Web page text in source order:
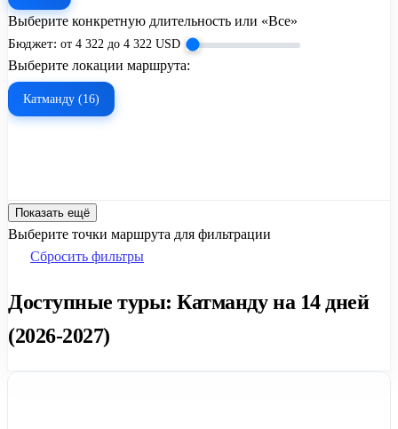
Выберите конкретную длительность или «Все»
Бюджет: от 4 322 до 4 322 USD
Выберите локации маршрута:
Катманду (16)
Показать ещё
Выберите точки маршрута для фильтрации
Сбросить фильтры
Доступные туры: Катманду на 14 дней
(2026-2027)